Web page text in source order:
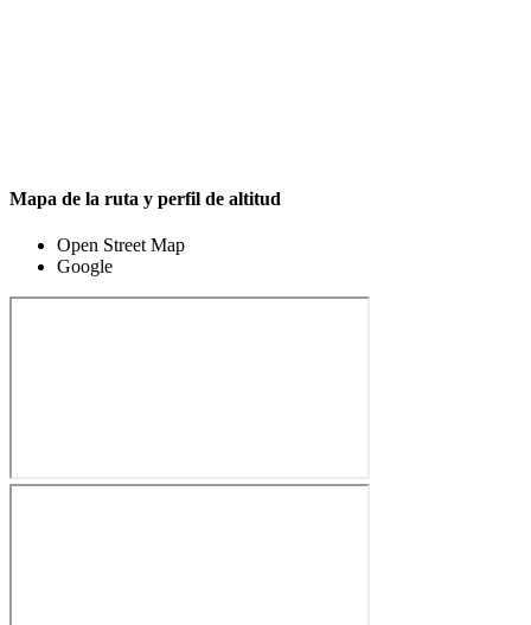
Mapa de la ruta y perfil de altitud
Open Street Map
Google